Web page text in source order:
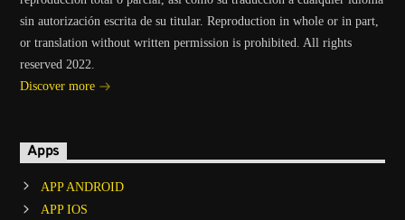
sin autorización escrita de su titular. Reproduction in whole or in part,
or translation without written permission is prohibited. All rights
reserved 2022.
Discover more
Apps
APP ANDROID
APP IOS